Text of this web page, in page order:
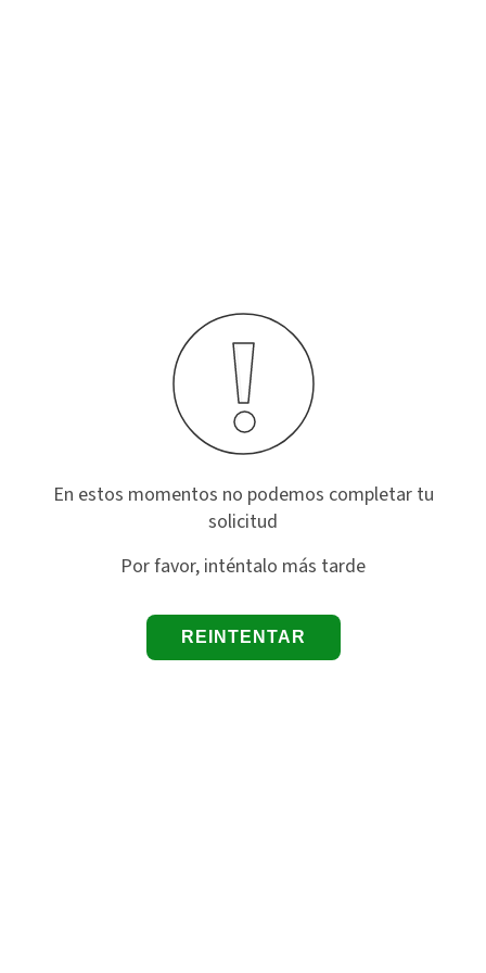
En estos momentos no podemos completar tu
solicitud
Por favor, inténtalo más tarde
REINTENTAR